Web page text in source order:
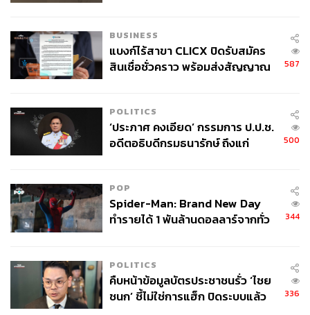
BUSINESS
แบงก์ไร้สาขา CLICX ปิดรับสมัคร
สินเชื่อชั่วคราว พร้อมส่งสัญญาณ
587
POLITICS
‘ประภาศ คงเอียด’ กรรมการ ป.ป.ช.
อดีตอธิบดีกรมธนารักษ์ ถึงแก่
500
POP
Spider-Man: Brand New Day
ทำรายได้ 1 พันล้านดอลลาร์จากทั่ว
344
POLITICS
คืบหน้าข้อมูลบัตรประชาชนรั่ว ‘ไชย
ชนก’ ชี้ไม่ใช่การแฮ็ก ปิดระบบแล้ว
336